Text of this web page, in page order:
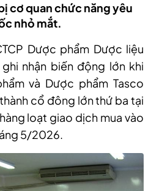
cơ quan chức năng yêu
nhỏ mắt.
Dược phẩm Dược liệu
nhận biến động lớn khi
và Dược phẩm Tasco
cổ đông lớn thứ ba tại
loạt giao dịch mua vào
5/2026.